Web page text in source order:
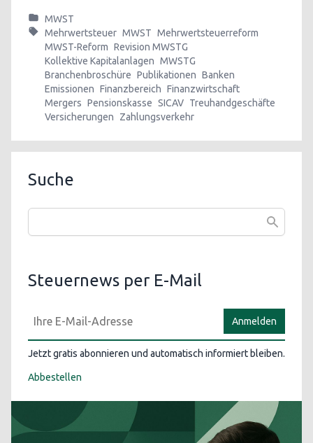
MWST
Mehrwertsteuer MWST Mehrwertsteuerreform
MWST-Reform Revision MWSTG
Kollektive Kapitalanlagen MWSTG
Branchenbroschüre Publikationen Banken
Emissionen Finanzbereich Finanzwirtschaft
Mergers Pensionskasse SICAV Treuhandgeschäfte
Versicherungen
Zahlungsverkehr
Suche
Steuernews per E-Mail
Anmelden
Jetzt gratis abonnieren und automatisch informiert bleiben.
Abbestellen